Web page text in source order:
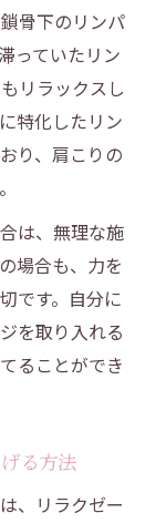
骨下のリンパ
っていたリン
リラックスし
特化したリン
り、肩こりの
は、無理な施
場合も、力を
です。自分に
を取り入れる
ることができ
る方法
、リラクゼー